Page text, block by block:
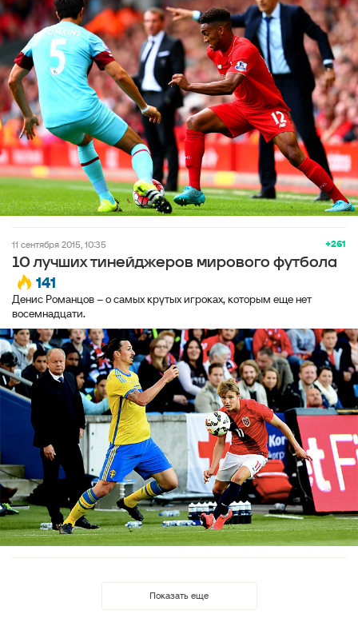
+261
11 сентября 2015, 10:35
10 лучших тинейджеров мирового футбола
141
Денис Романцов – о самых крутых игроках, которым еще нет
восемнадцати.
Показать еще